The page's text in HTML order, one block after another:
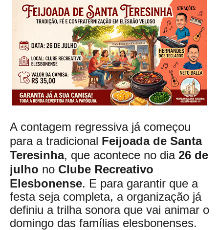
A contagem regressiva já começou
para a tradicional Feijoada de Santa
Teresinha, que acontece no dia 26 de
julho no Clube Recreativo
Elesbonense. E para garantir que a
festa seja completa, a organização já
definiu a trilha sonora que vai animar o
domingo das famílias elesbonenses.